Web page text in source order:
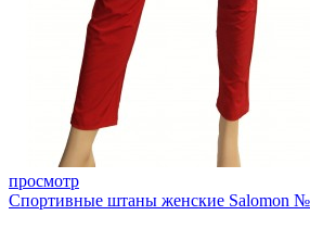
просмотр
Спортивные штаны женские Salomon